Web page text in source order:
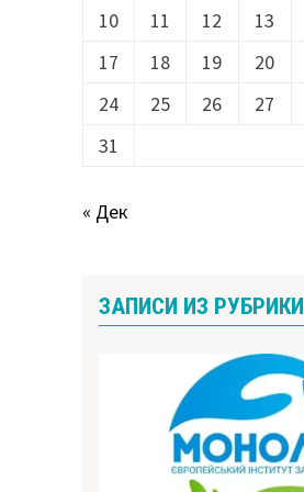
10 11 12 13
17
18 19 20
24
25 26 27
31
« Дек
ЗАПИСИ ИЗ РУБРИКИ